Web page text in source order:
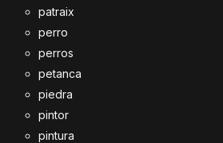
patraix
perro
perros
petanca
piedra
pintor
pintura